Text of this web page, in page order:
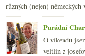
různých (nejen) německých
Parádní
O víkendu
veltlín z